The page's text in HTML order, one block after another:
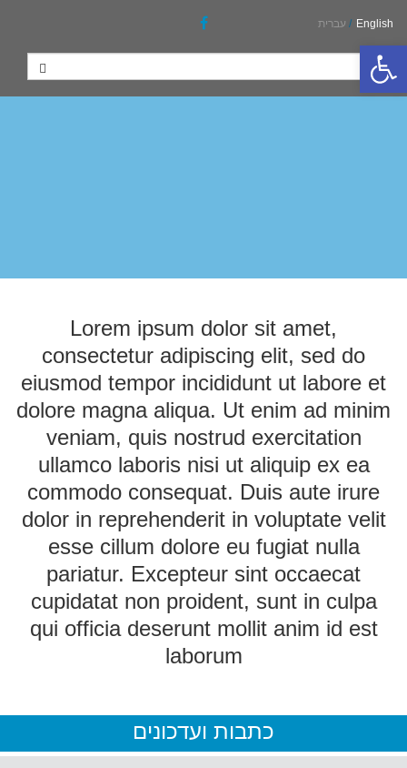
English
/ עברית
Lorem ipsum dolor sit amet,
consectetur adipiscing elit, sed do
eiusmod tempor incididunt ut labore et
dolore magna aliqua. Ut enim ad minim
veniam, quis nostrud exercitation
ullamco laboris nisi ut aliquip ex ea
commodo consequat. Duis aute irure
dolor in reprehenderit in voluptate velit
esse cillum dolore eu fugiat nulla
pariatur. Excepteur sint occaecat
cupidatat non proident, sunt in culpa
qui officia deserunt mollit anim id est
laborum
כתבות ועדכונים
פתח סרגל נגישות